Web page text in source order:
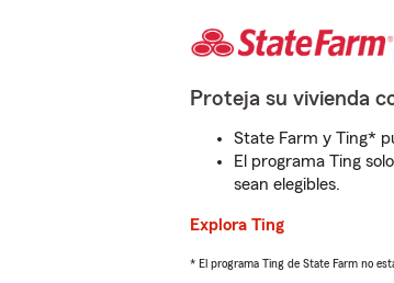
Proteja su vivienda
State Farm y Ting*
El programa Ting
sean elegibles.
Explora Ting
* El programa Ting de State Farm no